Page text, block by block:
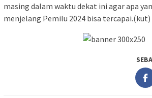
masing dalam waktu dekat ini agar apa
menjelang Pemilu 2024 bisa tercapai.(kut)